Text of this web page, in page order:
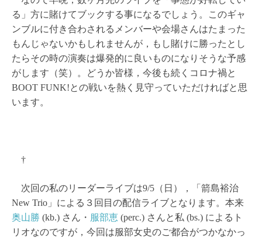
る」方に賭けてブックする事になるでしょう。このギャ
ンブルに付き合わされるメンバーや会場さんはたまった
もんじゃないかもしれませんが，もし賭けに勝ったとし
たらその時の演奏は爆発的に良いものになりそうな予感
がします（笑）。どうか皆様，今後も続くコロナ禍と
BOOT FUNK!との戦いを熱く見守っていただければと思
います。
†
次回の私のリーダーライブは9/5（日），「箭島裕治
New Trio」による３回目の配信ライブとなります。本来
奥山勝 (kb.) さん・ 服部恵 (perc.) さんと私 (bs.) によるト
リオなのですが，今回は服部女史のご都合がつかなかっ